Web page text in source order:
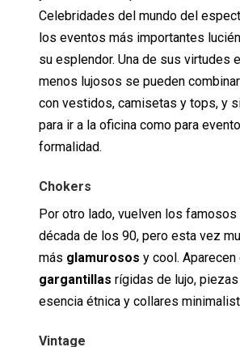
Celebridades del mundo del
los eventos más importantes
su esplendor. Una de sus virtudes
menos lujosos se pueden
con vestidos, camisetas y tops, y
para ir a la oficina como para
formalidad.
Chokers
Por otro lado, vuelven los famosos
década de los 90, pero esta vez
más glamurosos y cool.
gargantillas rígidas de lujo,
esencia étnica y collares
Vintage